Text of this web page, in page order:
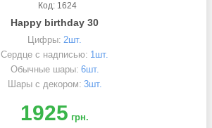
Код: 1624
Happy birthday 30
Цифры: 2шт.
Сердце с надписью: 1шт.
Обычные шары: 6шт.
Шары с декором: 3шт.
1925 грн.